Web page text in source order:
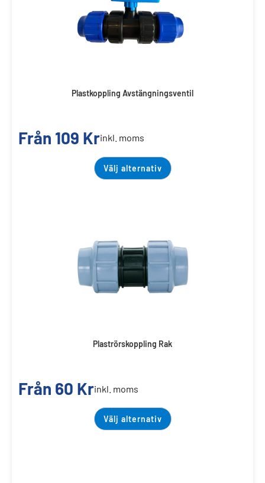
Plastkoppling Avstängningsventil
Från 109 Krinkl. moms
Välj alternativ
Plaströrskoppling Rak
Från 60 Krinkl. moms
Välj alternativ